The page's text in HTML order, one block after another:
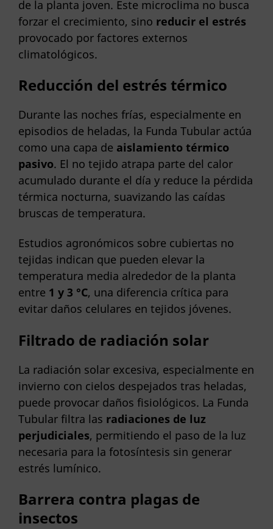
de la planta joven. Este microclima no busca
forzar el crecimiento, sino reducir el estrés
provocado por factores externos
climatológicos.
Reducción del estrés térmico
Durante las noches frías, especialmente en
episodios de heladas, la Funda Tubular actúa
como una capa de aislamiento térmico
pasivo. El no tejido atrapa parte del calor
acumulado durante el día y reduce la pérdida
térmica nocturna, suavizando las caídas
bruscas de temperatura.
Estudios agronómicos sobre cubiertas no
tejidas indican que pueden elevar la
temperatura media alrededor de la planta
entre 1 y 3 °C, una diferencia crítica para
evitar daños celulares en tejidos jóvenes.
Filtrado de radiación solar
La radiación solar excesiva, especialmente en
invierno con cielos despejados tras heladas,
puede provocar daños fisiológicos. La Funda
Tubular filtra las radiaciones de luz
perjudiciales, permitiendo el paso de la luz
necesaria para la fotosíntesis sin generar
estrés lumínico.
Barrera contra plagas de
insectos